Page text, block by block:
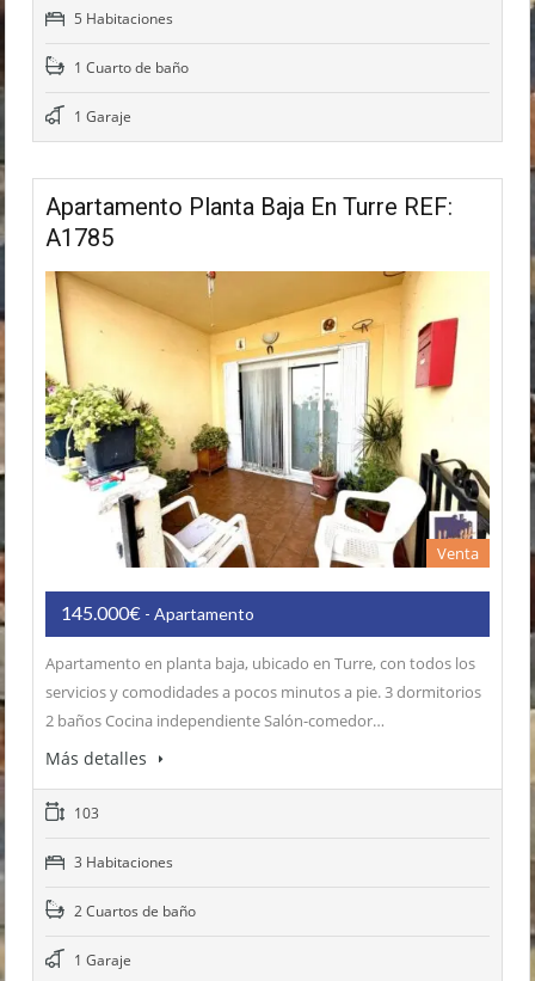
5 Habitaciones
1 Cuarto de baño
1 Garaje
Apartamento Planta Baja En Turre REF:
A1785
Venta
145.000€ - Apartamento
Apartamento en planta baja, ubicado en Turre, con todos los
servicios y comodidades a pocos minutos a pie. 3 dormitorios
2 baños Cocina independiente Salón-comedor…
Más detalles
103
3 Habitaciones
2 Cuartos de baño
1 Garaje